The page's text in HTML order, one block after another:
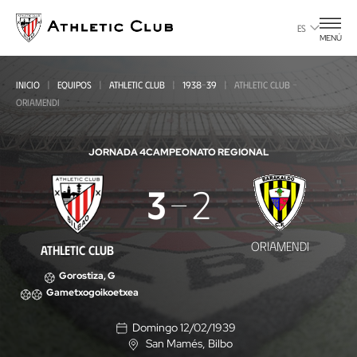
contenido
principal
ES
MENÚ
INICIO EQUIPOS ATHLETIC CLUB 1938-39
ATHLETIC CLUB -
ORIAMENDI
JORNADA 4CAMPEONATO REGIONAL
Athletic
Club
Oriamendi
ATHLETIC CLUB
3 2
ORIAMENDI
Gorostiza, G
Gametxogoikoetxea
Domingo 12/02/1939
U
San Mamés, Bilbo